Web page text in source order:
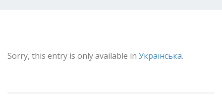
Sorry, this entry is only available in Українська.